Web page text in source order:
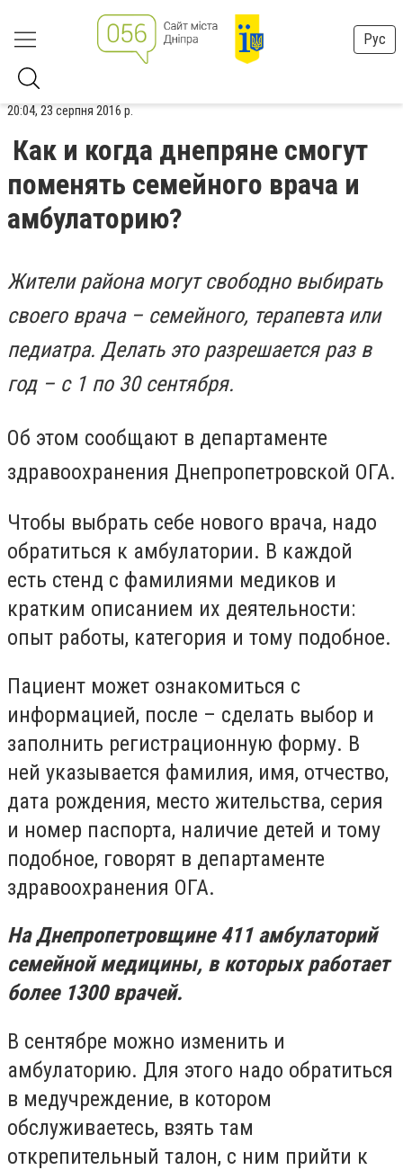
Рус
20:04, 23 серпня 2016 р.
Как и когда днепряне смогут
поменять семейного врача и
амбулаторию?
Жители района могут свободно выбирать
своего врача – семейного, терапевта или
педиатра. Делать это разрешается раз в
год – с 1 по 30 сентября.
Об этом сообщают в департаменте
здравоохранения Днепропетровской ОГА.
Чтобы выбрать себе нового врача, надо
обратиться к амбулатории. В каждой
есть стенд с фамилиями медиков и
кратким описанием их деятельности:
опыт работы, категория и тому подобное.
Пациент может ознакомиться с
информацией, после – сделать выбор и
заполнить регистрационную форму. В
ней указывается фамилия, имя, отчество,
дата рождения, место жительства, серия
и номер паспорта, наличие детей и тому
подобное, говорят в департаменте
здравоохранения ОГА.
На Днепропетровщине 411 амбулаторий
семейной медицины, в которых работает
более 1300 врачей.
В сентябре можно изменить и
амбулаторию. Для этого надо обратиться
в медучреждение, в котором
обслуживаетесь, взять там
открепительный талон, с ним прийти к